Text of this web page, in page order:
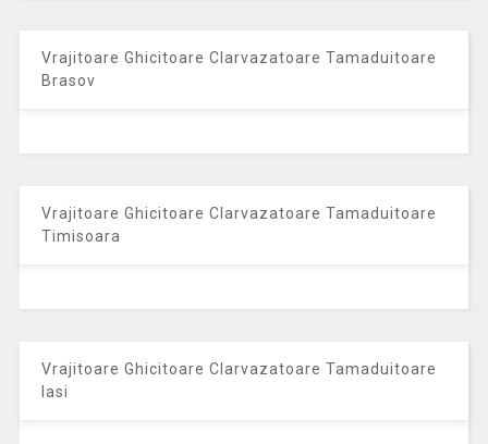
Vrajitoare Ghicitoare Clarvazatoare Tamaduitoare
Brasov
Vrajitoare Ghicitoare Clarvazatoare Tamaduitoare
Timisoara
Vrajitoare Ghicitoare Clarvazatoare Tamaduitoare
Iasi